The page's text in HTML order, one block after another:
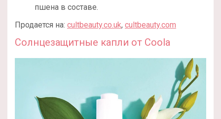
пшена в составе.
Продается на: cultbeauty.co.uk, cultbeauty.com
Солнцезащитные капли от Coola